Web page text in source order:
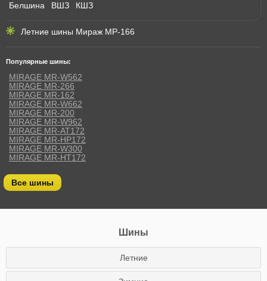
Белшина
ВШЗ КШЗ
Летние шины Мираж МР-166
Популярные шины:
MIRAGE MR-W562
MIRAGE MR-266
MIRAGE MR-162
MIRAGE MR-W662
MIRAGE MR-200
MIRAGE MR-W962
MIRAGE MR-AT172
MIRAGE MR-HP172
MIRAGE MR-W300
MIRAGE MR-HT172
Все шины
Шины
Летние